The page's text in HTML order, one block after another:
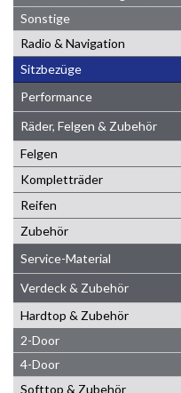
Sonstige
Radio & Navigation
Sitzbezüge
Performance
Räder, Felgen & Zubehör
Felgen
Kompletträder
Reifen
Zubehör
Service-Material
Verdeck & Zubehör
Hardtop & Zubehör
2-Door
4-Door
Softtop & Zubehör